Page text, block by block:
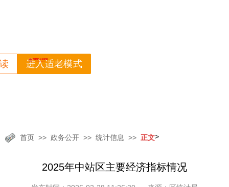
进入适老模式
首页 政务公开 >
统计信息 正文
2025年中站区主要经济指标情况